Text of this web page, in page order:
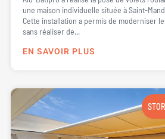
une maison individuelle située à Saint-
Cette installation a permis de moderniser
sans réaliser de...
EN SAVOIR PLUS